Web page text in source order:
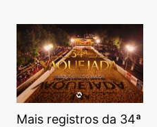
Mais registros da 34ª